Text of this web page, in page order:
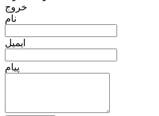
خروج
نام
ایمیل
پیام